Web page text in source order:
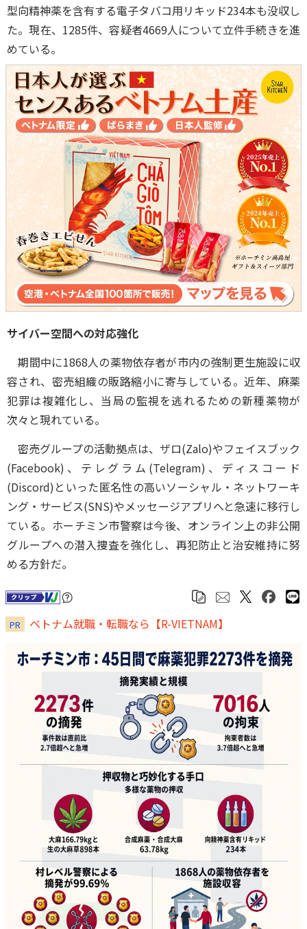
型向精神薬を含有する電子タバコ用リキッド234本も没収し
た。現在、1285件、容疑者4669人について立件手続きを進
めている。
サイバー空間への対応強化
期間中に1868人の薬物依存者が市内の強制更生施設に収
容され、密売組織の販路縮小に寄与している。近年、麻薬
犯罪は複雑化し、当局の監視を逃れるための新種薬物が
次々と現れている。
密売グループの活動拠点は、ザロ(Zalo)やフェイスブック
(Facebook)、テレグラム(Telegram)、ディスコード
(Discord)といった匿名性の高いソーシャル・ネットワーキ
ング・サービス(SNS)やメッセージアプリへと急速に移行し
ている。ホーチミン市警察は今後、オンライン上の非公開
グループへの潜入捜査を強化し、再犯防止と治安維持に努
める方針だ。
PR ベトナム就職・転職なら【R-VIETNAM】